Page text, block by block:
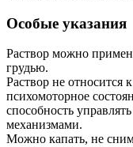
Особые указания
Раствор можно
грудью.
Раствор не относится
психомоторное
способность
механизмами.
Можно капать, не